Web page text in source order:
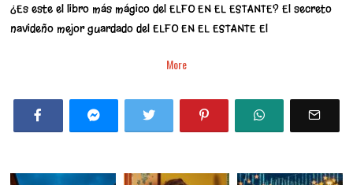
¿Es este el libro más mágico del ELFO EN EL ESTANTE? El secreto
navideño mejor guardado del ELFO EN EL ESTANTE El
More